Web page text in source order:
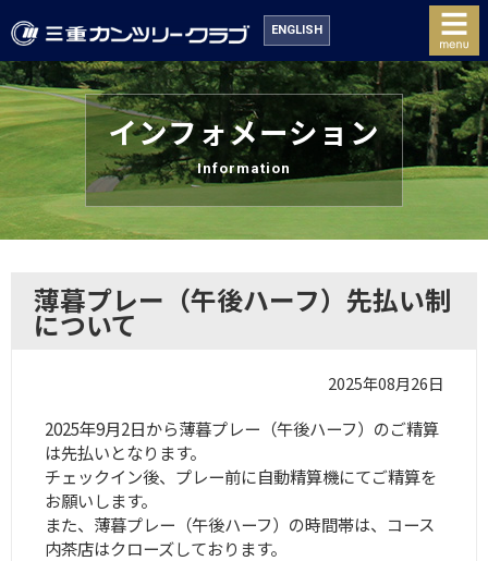
ENGLISH
インフォメーション
Information
薄暮プレー（午後ハーフ）先払い制
について
2025年08月26日
2025年9月2日から薄暮プレー（午後ハーフ）のご精算
は先払いとなります。
チェックイン後、プレー前に自動精算機にてご精算を
お願いします。
また、薄暮プレー（午後ハーフ）の時間帯は、コース
内茶店はクローズしております。